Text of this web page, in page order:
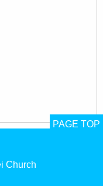
PAGE TOP
Church